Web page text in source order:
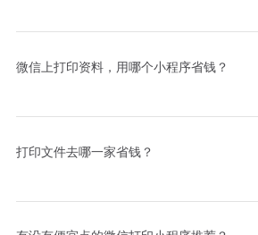
微信上打印资料，用哪个小程序省钱？
打印文件去哪一家省钱？